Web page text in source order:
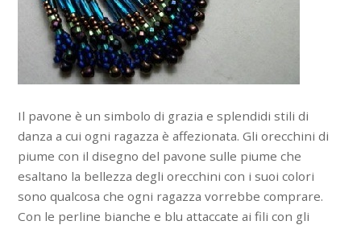
Il pavone è un simbolo di grazia e splendidi stili di
danza a cui ogni ragazza è affezionata. Gli orecchini di
piume con il disegno del pavone sulle piume che
esaltano la bellezza degli orecchini con i suoi colori
sono qualcosa che ogni ragazza vorrebbe comprare.
Con le perline bianche e blu attaccate ai fili con gli